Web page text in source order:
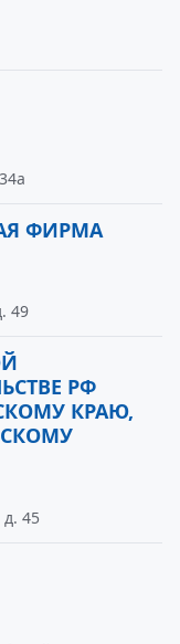
ФИРМА
49
РФ
КРАЮ,
д. 45